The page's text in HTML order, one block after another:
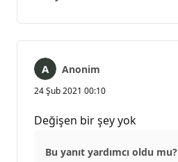
Anonim
24 Şub 2021 00:10
Değişen bir şey yok
Bu yanıt yardımcı oldu mu?